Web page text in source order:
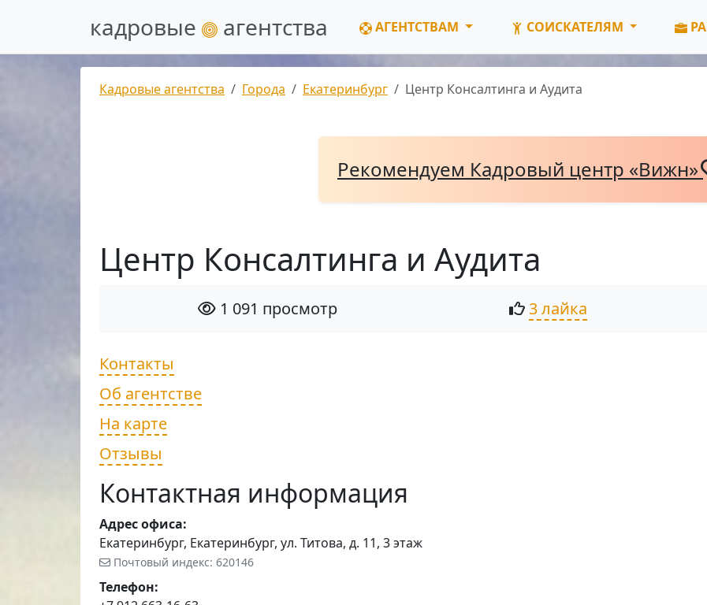
кадровые агентства АГЕНТСТВАМ СОИСКАТЕЛЯМ
Кадровые агентства Города Екатеринбург Центр Консалтинга и Аудита
Рекомендуем Кадровый центр «Вижн»
Центр Консалтинга и Аудита
1 091 просмотр 3 лайка
Контакты
Об агентстве
На карте
Отзывы
Контактная информация
Адрес офиса:
Екатеринбург, Екатеринбург, ул. Титова, д. 11, 3 этаж
Почтовый индекс: 620146
Телефон: